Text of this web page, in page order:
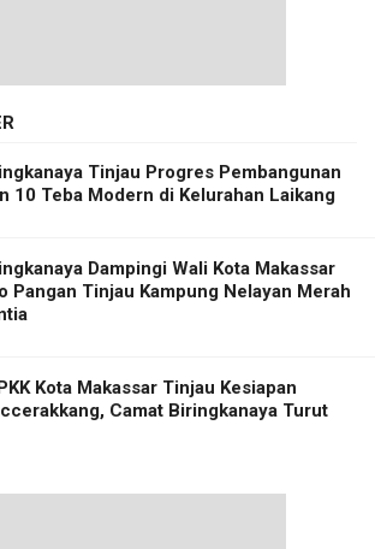
Tinjau Progres Pembangunan
10 Teba Modern di Kelurahan Laikang
Dampingi Wali Kota Makassar
Pangan Tinjau Kampung Nelayan Merah
Kota Makassar Tinjau Kesiapan
Camat Biringkanaya Turut